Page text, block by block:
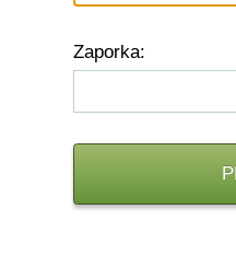
Zaporka: